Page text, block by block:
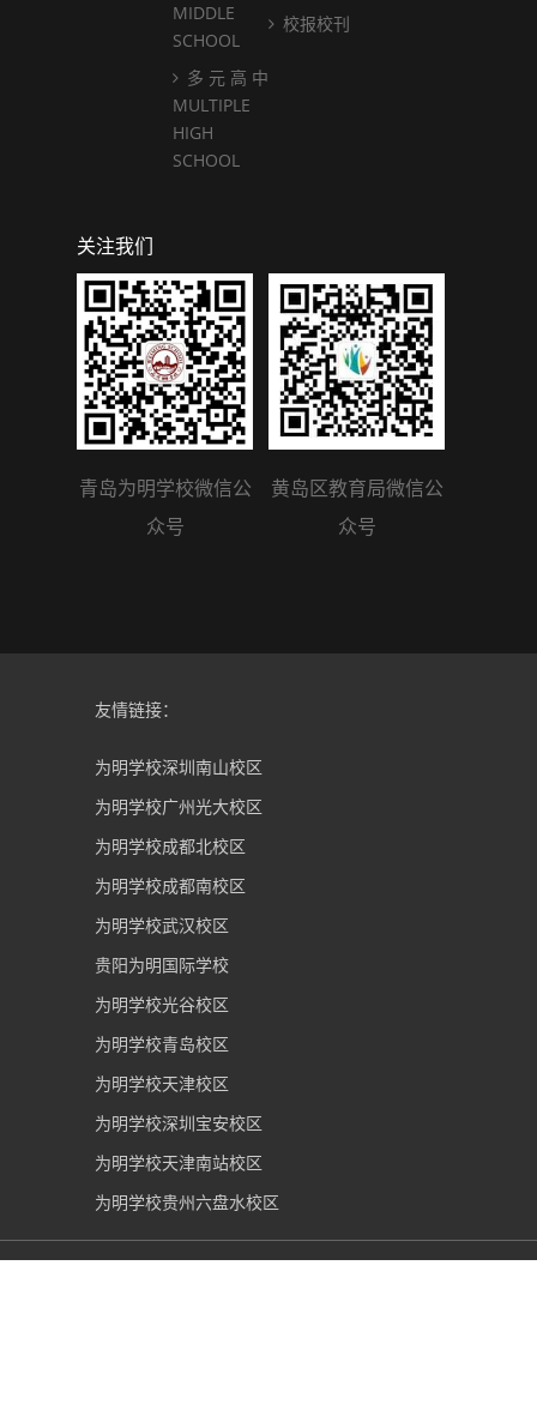
MIDDLE
SCHOOL
多 元 高 中
MULTIPLE
HIGH
SCHOOL
校报校刊
关注我们
青岛为明学校微信公
众号
黄岛区教育局微信公
众号
友情链接：
为明学校深圳南山校区
为明学校广州光大校区
为明学校成都北校区
为明学校成都南校区
为明学校武汉校区
贵阳为明国际学校
为明学校光谷校区
为明学校青岛校区
为明学校天津校区
为明学校深圳宝安校区
为明学校天津南站校区
为明学校贵州六盘水校区